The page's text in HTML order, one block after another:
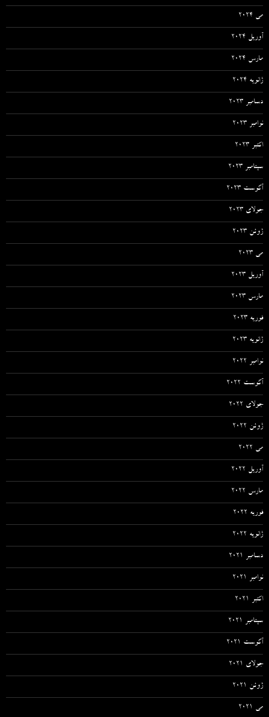
می 2024
آوریل 2024
مارس 2024
ژانویه 2024
دسامبر 2023
نوامبر 2023
اکتبر 2023
سپتامبر 2023
آگوست 2023
جولای 2023
ژوئن 2023
می 2023
آوریل 2023
مارس 2023
فوریه 2023
ژانویه 2023
نوامبر 2022
آگوست 2022
جولای 2022
ژوئن 2022
می 2022
آوریل 2022
مارس 2022
فوریه 2022
ژانویه 2022
دسامبر 2021
نوامبر 2021
اکتبر 2021
سپتامبر 2021
آگوست 2021
جولای 2021
ژوئن 2021
می 2021